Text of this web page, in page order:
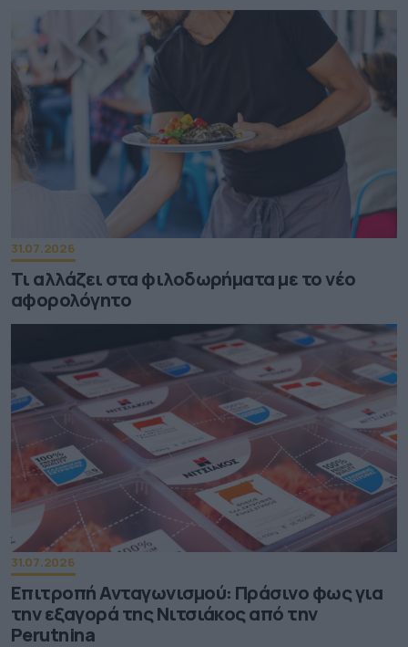
31.07.2026
Τι αλλάζει στα φιλοδωρήματα με το νέο
αφορολόγητο
31.07.2026
Επιτροπή Ανταγωνισμού: Πράσινο φως για
την εξαγορά της Νιτσιάκος από την
Perutnina